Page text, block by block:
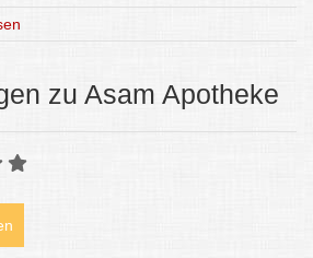
zu Asam Apotheke